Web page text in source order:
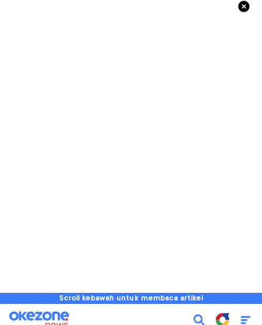
Scroll kebawah untuk membaca artikel